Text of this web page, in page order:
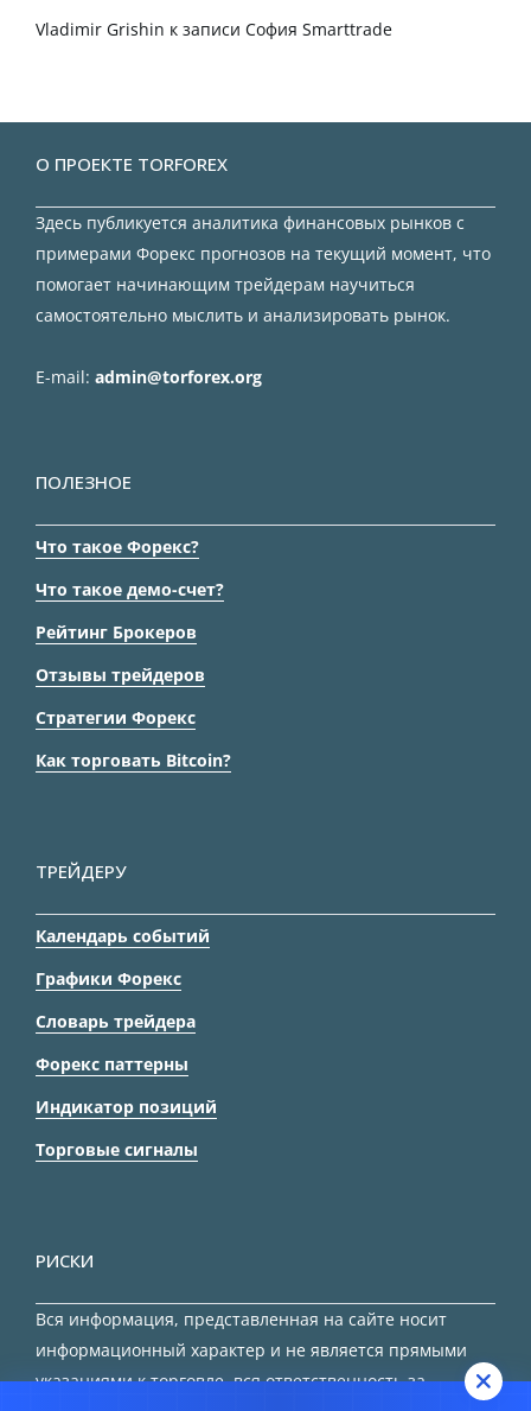
Vladimir Grishin к записи София Smarttrade
О ПРОЕКТЕ TORFOREX
Здесь публикуется аналитика финансовых рынков с
примерами Форекс прогнозов на текущий момент, что
помогает начинающим трейдерам научиться
самостоятельно мыслить и анализировать рынок.
E-mail: admin@torforex.org
ПОЛЕЗНОЕ
Что такое Форекс?
Что такое демо-счет?
Рейтинг Брокеров
Отзывы трейдеров
Стратегии Форекс
Как торговать Bitcoin?
ТРЕЙДЕРУ
Календарь событий
Графики Форекс
Словарь трейдера
Форекс паттерны
Индикатор позиций
Торговые сигналы
РИСКИ
Вся информация, представленная на сайте носит
информационный характер и не является прямыми
указаниями к торговле, вся ответственность за